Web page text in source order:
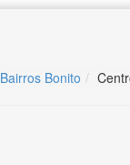
Bairros Bonito